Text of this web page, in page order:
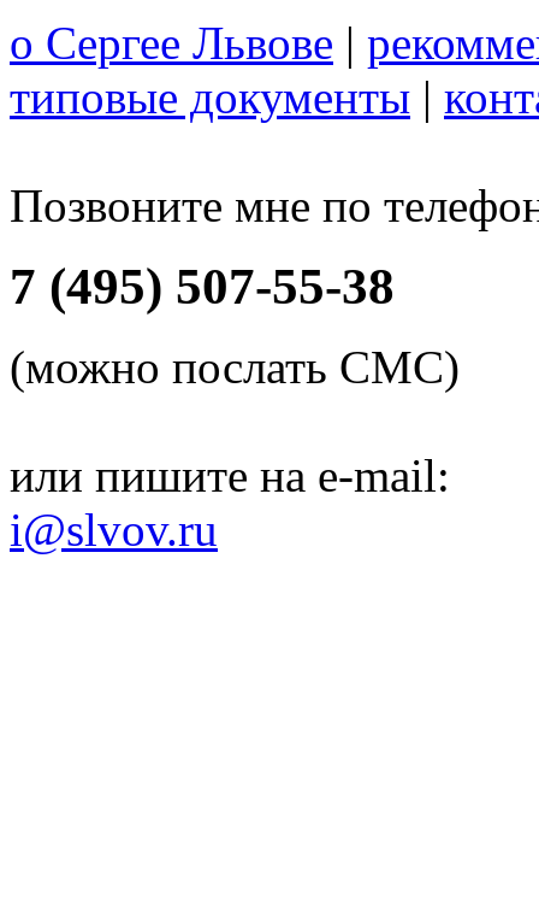
о Сергее Львове |
типовые документы |
Позвоните мне по
7 (495) 507-55-38
(можно послать СМС)
или пишите на e-mail:
i@slvov.ru